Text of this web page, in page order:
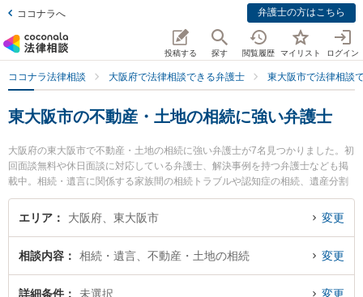
ココナラへ 弁護士の方はこちら
投稿する 探す 閲覧履歴 マイリスト ログイン
ココナラ法律相談 大阪府で法律相談できる弁護士 東大阪市で法律相談
東大阪市の不動産・土地の相続に強い弁護士
大阪府の東大阪市で不動産・土地の相続に強い弁護士が7名見つかりました。初
回面談無料や休日面談に対応している弁護士、解決事例を持つ弁護士なども掲
載中。相続・遺言に関係する家族間の相続トラブルや認知症の相続、遺産分割
等の細かな分野での絞り込み検索もでき便利です。特にベリーベスト法律事務
所 東大阪布施オフィスの岡 洸樹弁護士やはなぞの綜合法律事務所の丸山 和彦
産・土地の相続のトラブルを今すぐに弁護士に相談したい』『不動産・土地の
相続のトラブル解決の実績豊富な近くの弁護士を検索したい』『初回相談無料
で不動産・土地の相続を法律相談できる東大阪市内の弁護士に相談予約した
エリア 大阪府、東大阪市 変更
相談内容 相続・遺言、不動産・土地の相続 変更
詳細条件 未選択 変更